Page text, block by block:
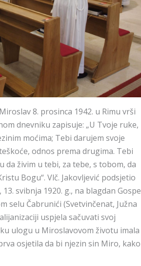
8. prosinca 1942. u Rimu vrši
dnevniku zapisuje: „U Tvoje ruke,
moćima; Tebi darujem svoje
odnos prema drugima. Tebi
da živim u tebi, za tebe, s tobom, da
Bogu“. Vlč. Jakovljević podsjetio
svibnja 1920. g., na blagdan Gospe
selu Čabrunići (Svetvinčenat, Južna
uspjela sačuvati svoj
ulogu u Miroslavovom životu imala
osjetila da bi njezin sin Miro, kako